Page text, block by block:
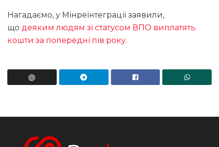
Нагадаємо, у Мінреінтеграції заявили,
що деяким людям зі статусом ВПО виплатять
кошти за попередні пів року.